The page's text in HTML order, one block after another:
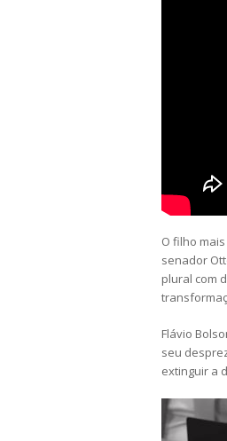
O filho
senador
plural com
Flávio
seu
extinguir a